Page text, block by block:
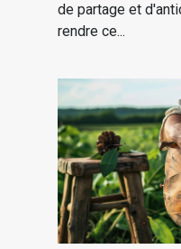
de partage et
rendre ce...